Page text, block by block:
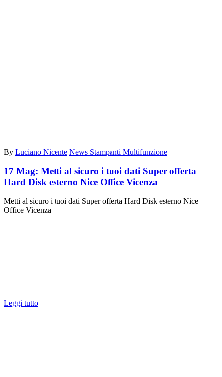
By Luciano Nicente News Stampanti Multifunzione
17 Mag: Metti al sicuro i tuoi dati Super offerta
Hard Disk esterno Nice Office Vicenza
Metti al sicuro i tuoi dati Super offerta Hard Disk esterno Nice
Office Vicenza
Leggi tutto